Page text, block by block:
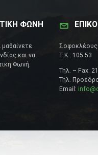
ΦΩΝΗ
και να
Φωνή.
Σοφοκλέους
Τ.Κ.: 105 53
Τηλ. – Fax:
Τηλ.
Email: